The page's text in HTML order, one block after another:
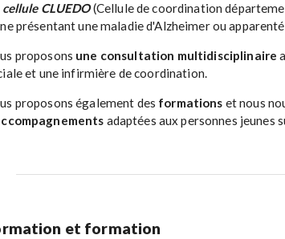
cellule CLUEDO(Cellule de coordination
présentant une maladie d'Alzheimer ou
proposons une consultation multidisciplinaire
et une infirmière de coordination.
proposons également des formations et nous
adaptées aux personnes jeunes
et formation